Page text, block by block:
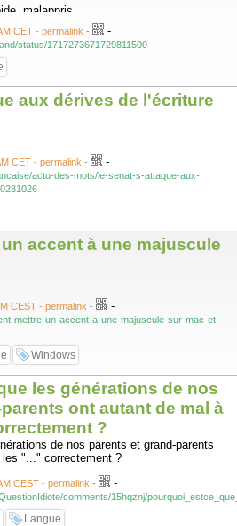
malappris.
et méprisable.
débauche et, en particulier, prostituée
à rien.
CET - permalink - -
status/1717273671729811500
aux dérives de l'écriture
CET - permalink - -
actu-des-mots/le-senat-s-attaque-aux-
accent à une majuscule
CEST - permalink - -
mettre-un-accent-a-une-majuscule-sur-mac-et-
Windows
les générations de nos
ont autant de mal à
?
de nos parents et grand-parents
"..." correctement ?
CEST - permalink - -
comments/15hqznj/
Langue